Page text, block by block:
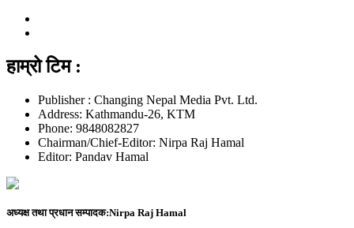
हाम्रो टिम :
Publisher : Changing Nepal Media Pvt. Ltd.
Address: Kathmandu-26, KTM
Phone: 9848082827
Chairman/Chief-Editor: Nirpa Raj Hamal
Editor: Pandav Hamal
अध्यक्ष तथा प्रधान सम्पादक:Nirpa Raj Hamal